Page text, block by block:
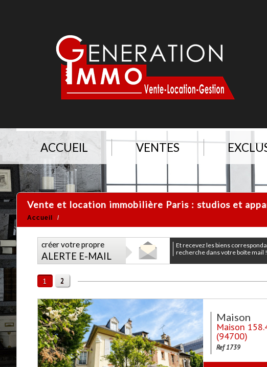
ACCUEIL VENTES
Vente et location immobilière Paris : studios et
Accueil
créer votre propre
ALERTE E-MAIL
et recevez les biens correspondants à votre
recherche dans votre boîte mail !
1 2
Maison
Maison
(94700)
Ref 1739